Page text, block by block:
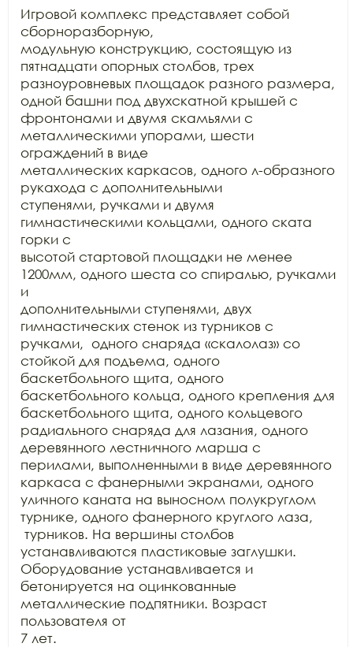
Игровой комплекс представляет собой
сборноразборную,
модульную конструкцию, состоящую из
пятнадцати опорных столбов, трех
разноуровневых площадок разного размера,
одной башни под двухскатной крышей с
фронтонами и двумя скамьями с
металлическими упорами, шести
ограждений в виде
металлических каркасов, одного л-образного
рукахода с дополнительными
ступенями, ручками и двумя
гимнастическими кольцами, одного ската
горки с
высотой стартовой площадки не менее
1200мм, одного шеста со спиралью, ручками
и
дополнительными ступенями, двух
гимнастических стенок из турников с
ручками,  одного снаряда «скалолаз» со
стойкой для подъема, одного
баскетбольного щита, одного
баскетбольного кольца, одного крепления для
баскетбольного щита, одного кольцевого
радиального снаряда для лазания, одного
деревянного лестничного марша с
перилами, выполненными в виде деревянного
каркаса с фанерными экранами, одного
уличного каната на выносном полукруглом
турнике, одного фанерного круглого лаза,
турников. На вершины столбов
устанавливаются пластиковые заглушки.
Оборудование устанавливается и
бетонируется на оцинкованные
металлические подпятники. Возраст
пользователя от
7 лет.